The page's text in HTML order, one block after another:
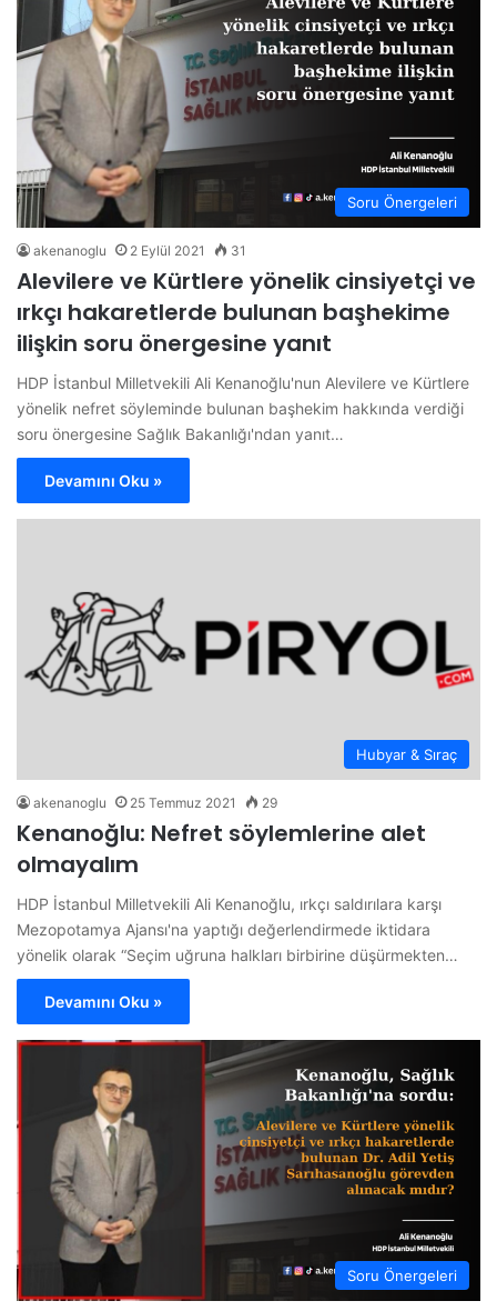
Soru Önergeleri
akenanoglu 2 Eylül 2021 31
Alevilere ve Kürtlere yönelik cinsiyetçi ve
ırkçı hakaretlerde bulunan başhekime
ilişkin soru önergesine yanıt
HDP İstanbul Milletvekili Ali Kenanoğlu'nun Alevilere ve Kürtlere
yönelik nefret söyleminde bulunan başhekim hakkında verdiği
soru önergesine Sağlık Bakanlığı'ndan yanıt…
Devamını Oku »
Hubyar & Sıraç
akenanoglu 25 Temmuz 2021 29
Kenanoğlu: Nefret söylemlerine alet
olmayalım
HDP İstanbul Milletvekili Ali Kenanoğlu, ırkçı saldırılara karşı
Mezopotamya Ajansı'na yaptığı değerlendirmede iktidara
yönelik olarak “Seçim uğruna halkları birbirine düşürmekten…
Devamını Oku »
Soru Önergeleri